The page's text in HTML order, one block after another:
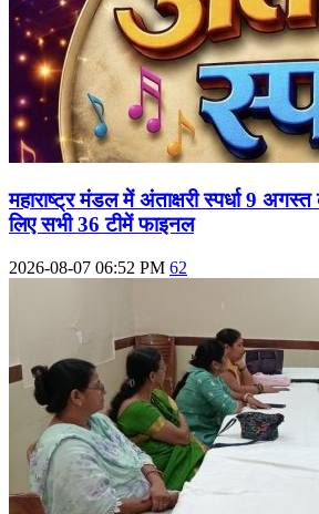
महाराष्‍ट्र मंडल में अंताक्षरी स्पर्धा 9
लिए सभी 36 टीमें फाइनल
2026-08-07 06:52 PM 62